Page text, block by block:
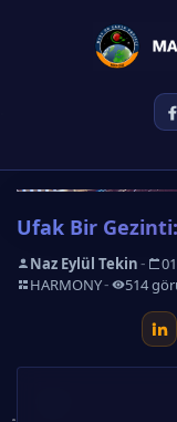
Ufak Bir
Naz Eylül Tekin-
- HARMONY- 514